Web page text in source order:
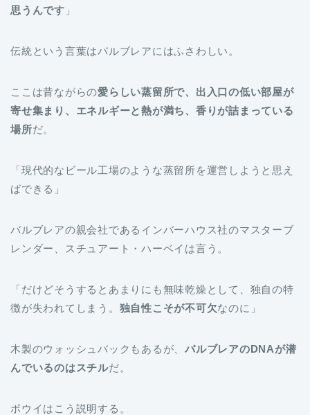
思うんです 」
伝統という言葉はバルブレアにはふさわしい。
ここは昔ながらの愛らしい蒸留所で、出入口の低い部屋が
寄せ集まり、エネルギーと熱が満ち、香りが詰まっている
場所だ。
「現代的なビール工場のような蒸留所を運営しようと思え
ばできる」
バルブレアの親会社であるインバーハウス社のマスターブ
レンダー、スチュアート・ハーベイは言う。
「だけどそうするとあまりにも無味乾燥として、独自の特
徴が失われてしまう。 独自性こそが不可欠なのに」
木製のウォッシュバックもあるが、バルブレアのDNAが潜
んでいるのはスチルだ。
ボウイはこう説明する。